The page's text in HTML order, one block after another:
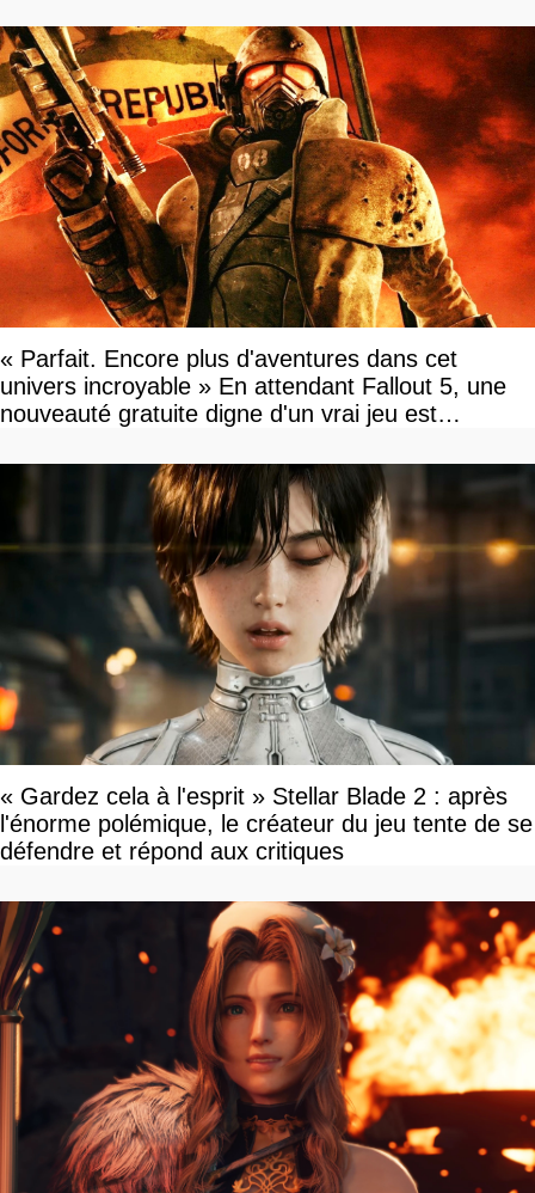
« Parfait. Encore plus d'aventures dans cet
univers incroyable » En attendant Fallout 5, une
nouveauté gratuite digne d'un vrai jeu est
« Gardez cela à l'esprit » Stellar Blade 2 : après
l'énorme polémique, le créateur du jeu tente de se
défendre et répond aux critiques